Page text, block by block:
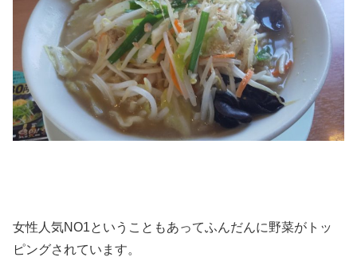
女性人気NO1ということもあってふんだんに野菜がトッ
ピングされています。